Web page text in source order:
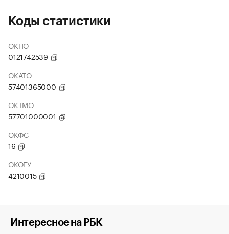
Коды статистики
ОКПО
0121742539
ОКАТО
57401365000
ОКТМО
57701000001
ОКФС
16
ОКОГУ
4210015
Интересное на РБК